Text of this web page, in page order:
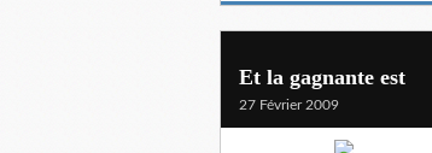
Et la gagnante est
27 Février 2009